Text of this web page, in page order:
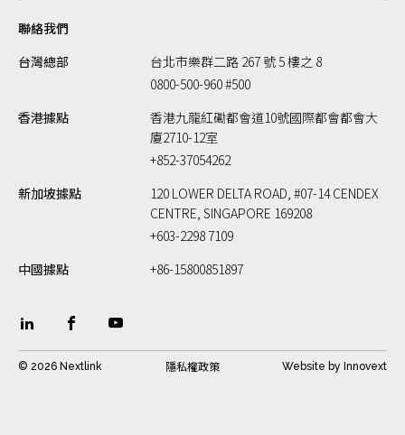
聯絡我們
台灣總部
台北市樂群二路 267 號 5 樓之 8
0800-500-960 #500
香港據點
香港九龍紅磡都會道10號國際都會都會大
廈2710-12室
+852-37054262
新加坡據點
120 LOWER DELTA ROAD, #07-14 CENDEX
CENTRE, SINGAPORE 169208
+603-2298 7109
中國據點
+86-15800851897
© 2026 Nextlink 隱私權政策 Website by Innovext